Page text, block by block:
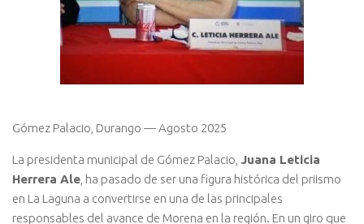
Gómez Palacio, Durango — Agosto 2025
La presidenta municipal de Gómez Palacio, Juana Leticia
Herrera Ale , ha pasado de ser una figura histórica del priismo
en La Laguna a convertirse en una de las principales
responsables del avance de Morena en la región. En un giro que